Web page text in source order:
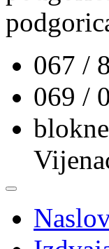
067 /
069 /